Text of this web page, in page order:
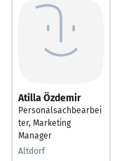
Atilla Özdemir
Personalsachbearbei
ter, Marketing
Manager
Altdorf